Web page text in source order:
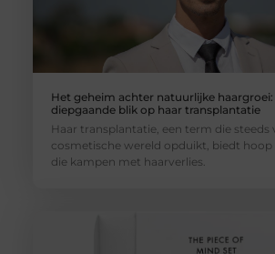
Het geheim achter natuurlijke haargroei:
diepgaande blik op haar transplantatie
Haar transplantatie, een term die steeds
cosmetische wereld opduikt, biedt hoop
die kampen met haarverlies.